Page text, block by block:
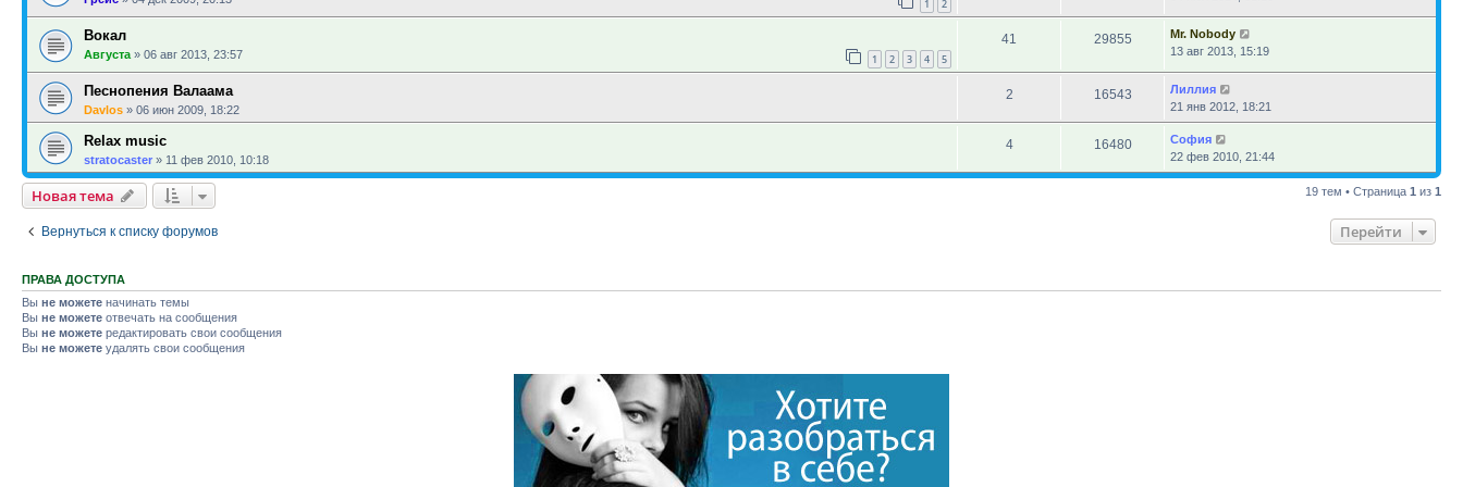
1 2
Вокал
Августа » 06 авг 2013, 23:57 1 2 3 4 5
41 29855
Mr. Nobody
13 авг 2013, 15:19
Песнопения Валаама
Davlos » 06 июн 2009, 18:22
2 16543
Лиллия
21 янв 2012, 18:21
Relax music
stratocaster » 11 фев 2010, 10:18
4 16480
София
22 фев 2010, 21:44
Новая тема 19 тем • Страница 1 из 1
Вернуться к списку форумов Перейти
ПРАВА ДОСТУПА
Вы не можете начинать темы
Вы не можете отвечать на сообщения
Вы не можете редактировать свои сообщения
Вы не можете удалять свои сообщения